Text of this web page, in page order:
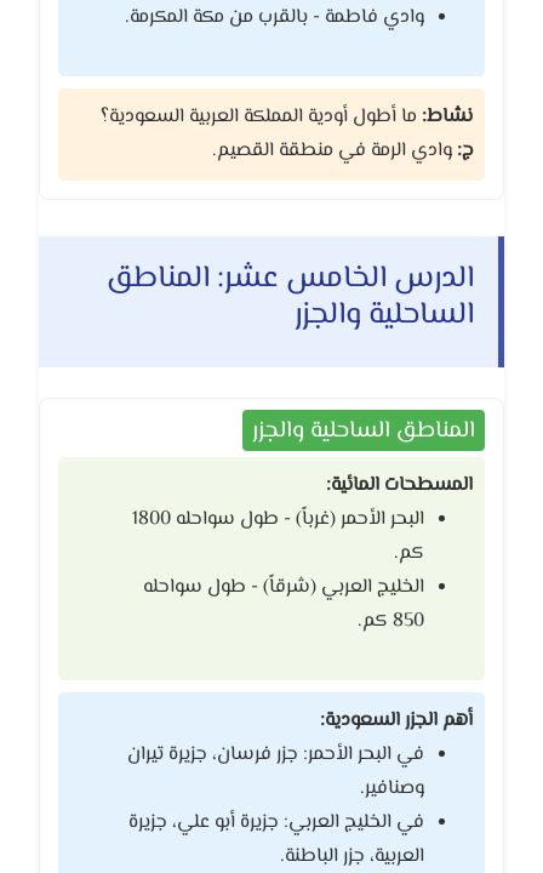
وادي فاطمة - بالقرب من مكة المكرمة.
نشاط: ما أطول أودية المملكة العربية السعودية؟
ج: وادي الرمة في منطقة القصيم.
الدرس الخامس عشر: المناطق
الساحلية والجزر
المناطق الساحلية والجزر
المسطحات المائية:
البحر الأحمر (غرباً) - طول سواحله 1800
كم.
الخليج العربي (شرقاً) - طول سواحله
850 كم.
أهم الجزر السعودية:
في البحر الأحمر: جزر فرسان، جزيرة تيران
وصنافير.
في الخليج العربي: جزيرة أبو علي، جزيرة
العربية، جزر الباطنة.